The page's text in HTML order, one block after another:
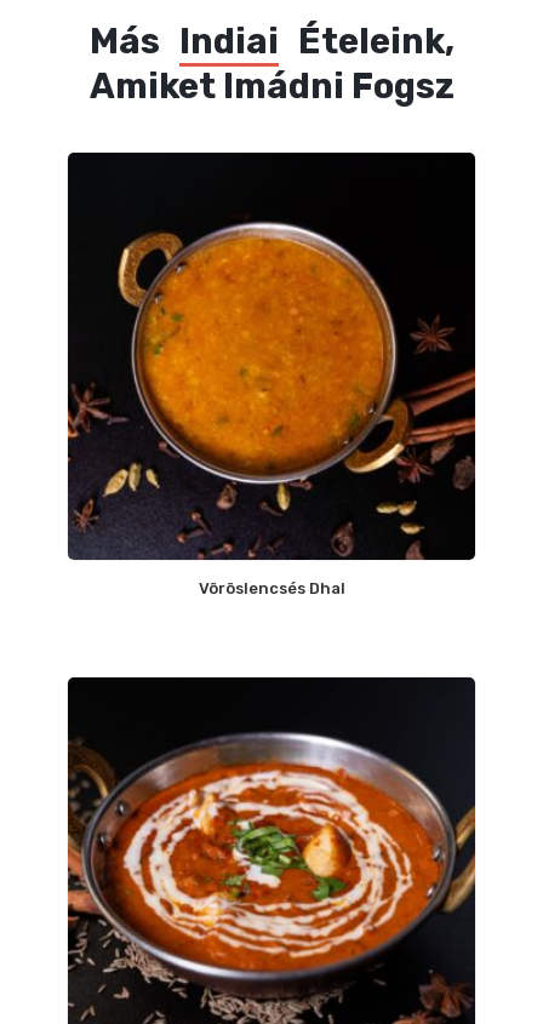
Más Indiai Ételeink,
Amiket Imádni Fogsz
Vöröslencsés Dhal